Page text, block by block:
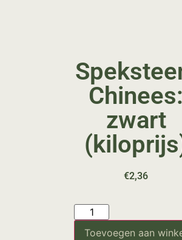
Chinees:
zwart
€2,36
Toevoegen aan